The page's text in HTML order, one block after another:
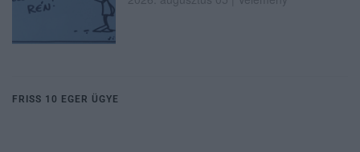
FRISS 10 EGER ÜGYE